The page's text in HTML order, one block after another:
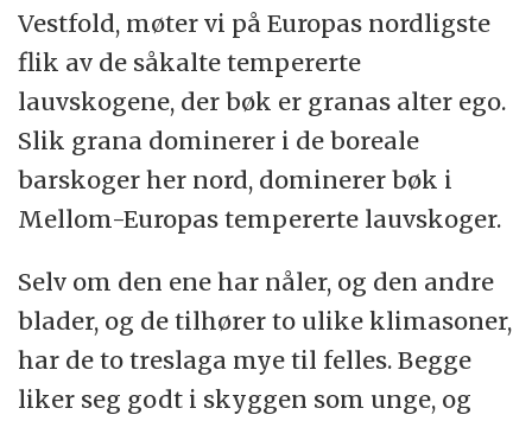
Vestfold, møter vi på Europas nordligste
flik av de såkalte tempererte
lauvskogene, der bøk er granas alter ego.
Slik grana dominerer i de boreale
barskoger her nord, dominerer bøk i
Mellom-Europas tempererte lauvskoger.
Selv om den ene har nåler, og den andre
blader, og de tilhører to ulike klimasoner,
har de to treslaga mye til felles. Begge
liker seg godt i skyggen som unge, og